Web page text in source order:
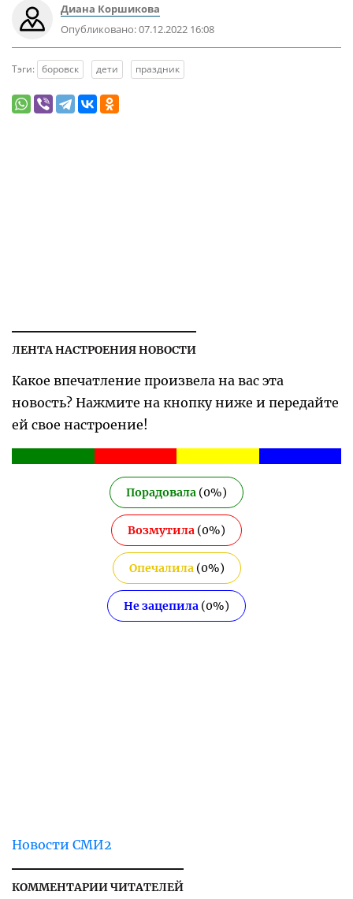
Диана Коршикова
Опубликовано:07.12.2022 16:08
Тэги: боровск дети праздник
ЛЕНТА НАСТРОЕНИЯ НОВОСТИ
Какое впечатление произвела на вас эта
новость? Нажмите на кнопку ниже и передайте
ей свое настроение!
Порадовала (0%)
Возмутила (0%)
Опечалила(0%)
Не зацепила (0%)
Новости СМИ2
КОММЕНТАРИИ ЧИТАТЕЛЕЙ